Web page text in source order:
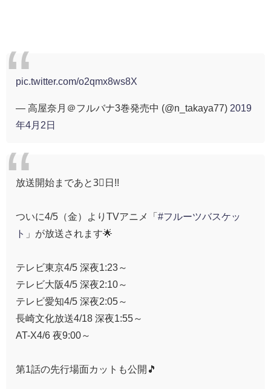
pic.twitter.com/o2qmx8ws8X
— 高屋奈月＠フルバナ3巻発売中 (@n_takaya77) 2019
年4月2日
放送開始まであと3⃣日!!
ついに4/5（金）よりTVアニメ「 #フルーツバスケッ
ト
」が放送されます🌟
テレビ東京4/5 深夜1:23～
テレビ大阪4/5 深夜2:10～
テレビ愛知4/5 深夜2:05～
長崎文化放送4/18 深夜1:55～
AT-X4/6 夜9:00～
第1話の先行場面カットも公開🎵